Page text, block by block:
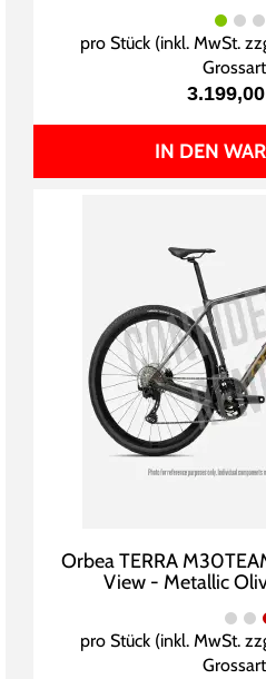
pro Stück (inkl. MwSt.
IN DEN
Orbea TERRA
View - Metallic
pro Stück (inkl. MwSt.